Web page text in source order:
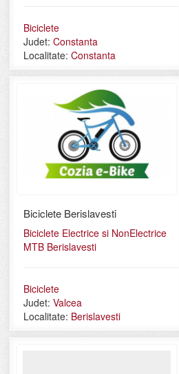
Biciclete
Judet: Constanta
Localitate: Constanta
Biciclete Berislavesti
Biciclete Electrice si NonElectrice
MTB Berislavesti
Biciclete
Judet: Valcea
Localitate: Berislavesti